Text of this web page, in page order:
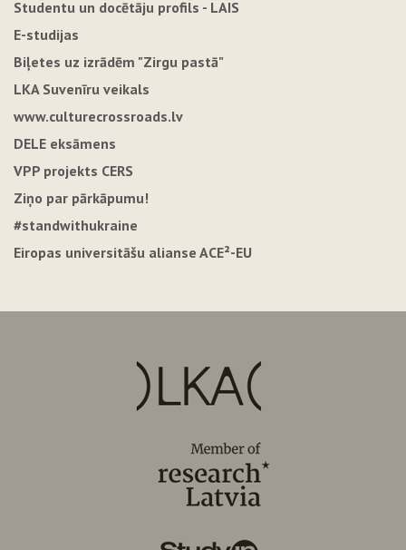
Studentu un docētāju profils - LAIS
E-studijas
Biļetes uz izrādēm "Zirgu pastā"
LKA Suvenīru veikals
www.culturecrossroads.lv
DELE eksāmens
VPP projekts CERS
Ziņo par pārkāpumu!
#standwithukraine
Eiropas universitāšu alianse ACE²-EU